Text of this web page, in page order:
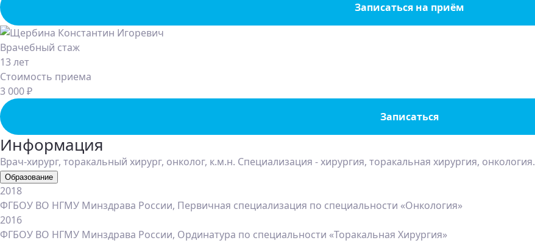
Записаться на приём
Врачебный стаж
13 лет
Стоимость приема
3 000 ₽
Записаться
Информация
Врач-хирург, торакальный хирург, онколог, к.м.н. Специализация - хирургия, торакальная хирургия, онкология.
Образование
2018
ФГБОУ ВО НГМУ Минздрава России, Первичная специализация по специальности «Онкология»
2016
ФГБОУ ВО НГМУ Минздрава России, Ординатура по специальности «Торакальная Хирургия»